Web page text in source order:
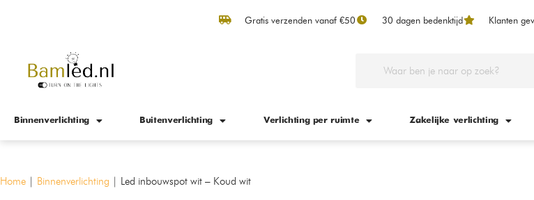
Gratis verzenden vanaf €50 30 dagen bedenktijd Klanten
Binnenverlichting Buitenverlichting Verlichting per ruimte Zakelijke verlichting
Home | Binnenverlichting | Led inbouwspot wit – Koud wit